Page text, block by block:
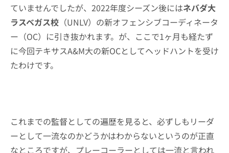
ていませんでしたが、2022年度シーズン後にはネバダ大
ラスベガス校 （UNLV）の新オフェンシブコーディネータ
ー（OC）に引き抜かれます。が、ここで1ヶ月も経たず
に今回テキサスA&M大の新OCとしてヘッドハントを受け
たわけです。
これまでの監督としての遍歴を見ると、必ずしもリーダ
ーとして一流なのかどうかはわからないというのが正直
なところですが、プレーコーラーとしては一流と言われ